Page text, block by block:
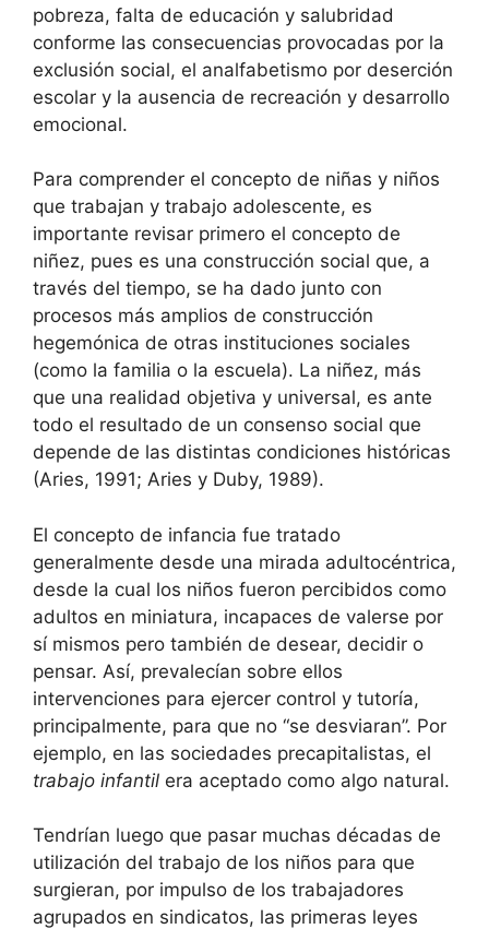
pobreza, falta de educación y salubridad
conforme las consecuencias provocadas por la
exclusión social, el analfabetismo por deserción
escolar y la ausencia de recreación y desarrollo
emocional.
Para comprender el concepto de niñas y niños
que trabajan y trabajo adolescente, es
importante revisar primero el concepto de
niñez, pues es una construcción social que, a
través del tiempo, se ha dado junto con
procesos más amplios de construcción
hegemónica de otras instituciones sociales
(como la familia o la escuela). La niñez, más
que una realidad objetiva y universal, es ante
todo el resultado de un consenso social que
depende de las distintas condiciones históricas
(Aries, 1991; Aries y Duby, 1989).
El concepto de infancia fue tratado
generalmente desde una mirada adultocéntrica,
desde la cual los niños fueron percibidos como
adultos en miniatura, incapaces de valerse por
sí mismos pero también de desear, decidir o
pensar. Así, prevalecían sobre ellos
intervenciones para ejercer control y tutoría,
principalmente, para que no “se desviaran”. Por
ejemplo, en las sociedades precapitalistas, el
trabajo infantil era aceptado como algo natural.
Tendrían luego que pasar muchas décadas de
utilización del trabajo de los niños para que
surgieran, por impulso de los trabajadores
agrupados en sindicatos, las primeras leyes